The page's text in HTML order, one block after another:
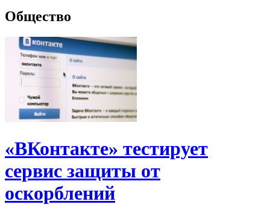
Общество
«ВКонтакте» тестирует
сервис защиты от
оскорблений